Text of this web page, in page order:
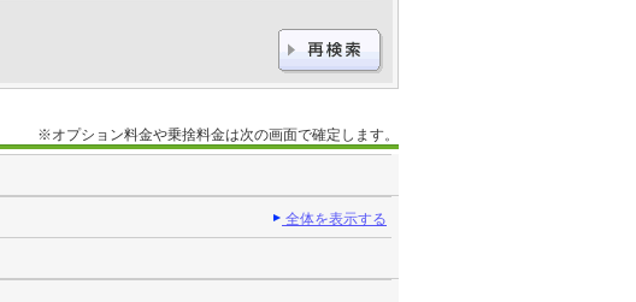
※オプション料金や乗捨料金は次の画面で確定します。
全体を表示する